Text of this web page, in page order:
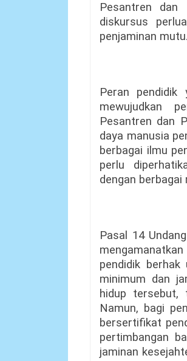
Pesantren dan
diskursus
penjaminan mutu.
Peran
mewujudkan
Pesantren dan
daya manusia
berbagai ilmu
perlu
dengan berbagai
Pasal 14
pendidik
minimum dan
hidup tersebut,
Namun, bagi
bersertifikat
pertimbangan
jaminan